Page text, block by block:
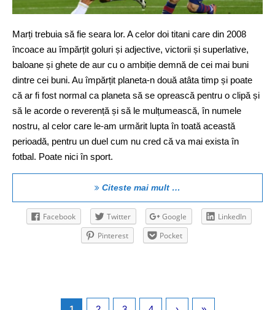
Marți trebuia să fie seara lor. A celor doi titani care din 2008
încoace au împărțit goluri și adjective, victorii și superlative,
baloane și ghete de aur cu o ambiție demnă de cei mai buni
dintre cei buni. Au împărțit planeta-n două atâta timp și poate
că ar fi fost normal ca planeta să se oprească pentru o clipă și
să le acorde o reverență și să le mulțumească, în numele
nostru, al celor care le-am urmărit lupta în toată această
perioadă, pentru un duel cum nu cred că va mai exista în
fotbal. Poate nici în sport.
Citeste mai mult …
Facebook Twitter Google
LinkedIn
Pinterest
Pocket